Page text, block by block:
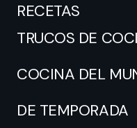
RECETAS
TRUCOS DE
COCINA DEL
DE TEMPORADA